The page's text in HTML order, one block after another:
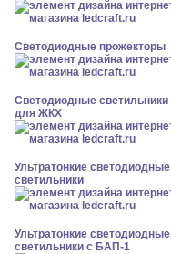
Светодиодные прожекторы
Светодиодные светильники
для ЖКХ
Ультратонкие светодиодные
светильники
Ультратонкие светодиодные
светильники с БАП-1